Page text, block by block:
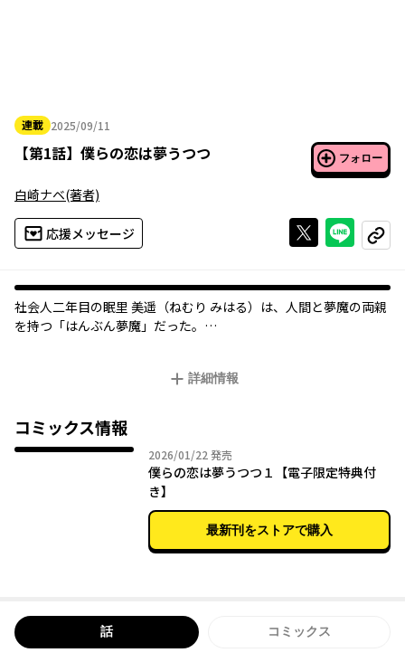
連載 2025/09/11
2025年09月11日
【第1話】 僕らの恋は夢うつつ フォロー
白崎ナベ(著者)
応援メッセージ Xで投稿する
ライン
コピー
社会人二年目の眠里 美遥（ねむり みはる）は、人間と夢魔の両親
を持つ「はんぶん夢魔」だった。
しかし、尊敬する先輩の小早川 透（こばやかわ とおる）が不眠で
なんとか力になりたいと思いはじめ…。
「はんぶん夢魔」の、不器用な恋の始まり。
詳細情報
コミックス情報
2026/01/22 2026年01月22日
発売
僕らの恋は夢うつつ１【電子限定特典付
き】
最新刊をストアで購入
話 コミックス